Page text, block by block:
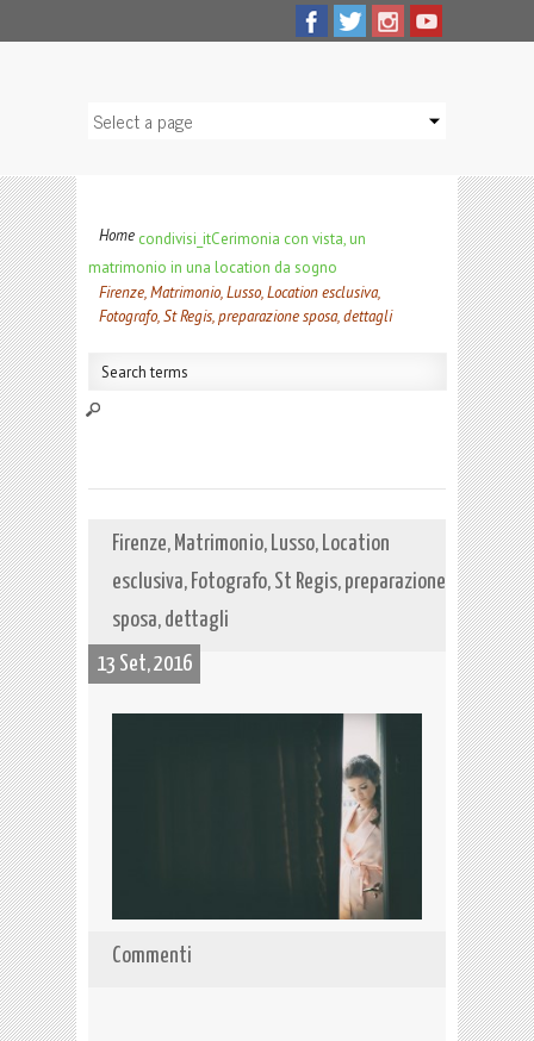
Home condivisi_itCerimonia con vista, un
matrimonio in una location da sogno
Firenze, Matrimonio, Lusso, Location esclusiva,
Fotografo, St Regis, preparazione sposa, dettagli
Firenze, Matrimonio, Lusso, Location
esclusiva, Fotografo, St Regis, preparazione
sposa, dettagli
13 Set, 2016
Commenti